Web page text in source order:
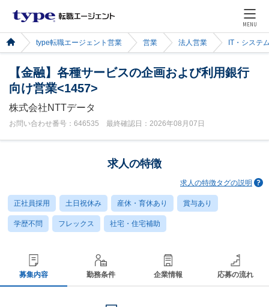
MENU
type転職エージェント営業 営業 法人営業 IT・システ
【金融】各種サービスの企画および利用銀行
向け営業<1457>
株式会社NTTデータ
お問い合わせ番号：646535 最終確認日：2026年08月07日
求人の特徴
求人の特徴タグの説明
正社員採用 土日祝休み 産休・育休あり 賞与あり
学歴不問 フレックス 社宅・住宅補助
募集内容 勤務条件 企業情報 応募の流れ